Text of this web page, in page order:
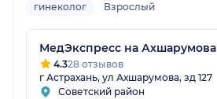
гинеколог Взрослый
МедЭкспресс на Ахшарумова
4.328 отзывов
г Астрахань, ул Ахшарумова, зд 127
Советский район